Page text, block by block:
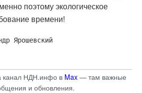
поэтому экологическое
времени!
Ярошевский
канал НДН.инфо в Max — там важные
и обновления.